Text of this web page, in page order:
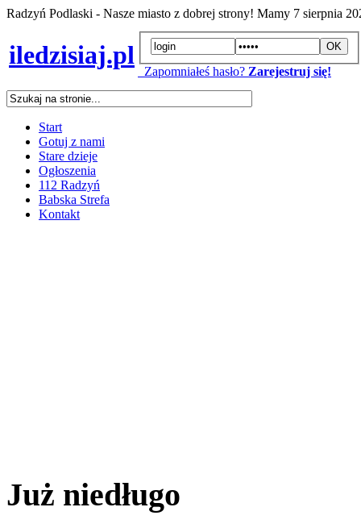
Radzyń Podlaski - Nasze miasto z dobrej strony! Mamy 7 sierpnia
iledzisiaj.pl
Zapomniałeś hasło? Zarejestruj się!
Start
Gotuj z nami
Stare dzieje
Ogłoszenia
112 Radzyń
Babska Strefa
Kontakt
Już niedługo